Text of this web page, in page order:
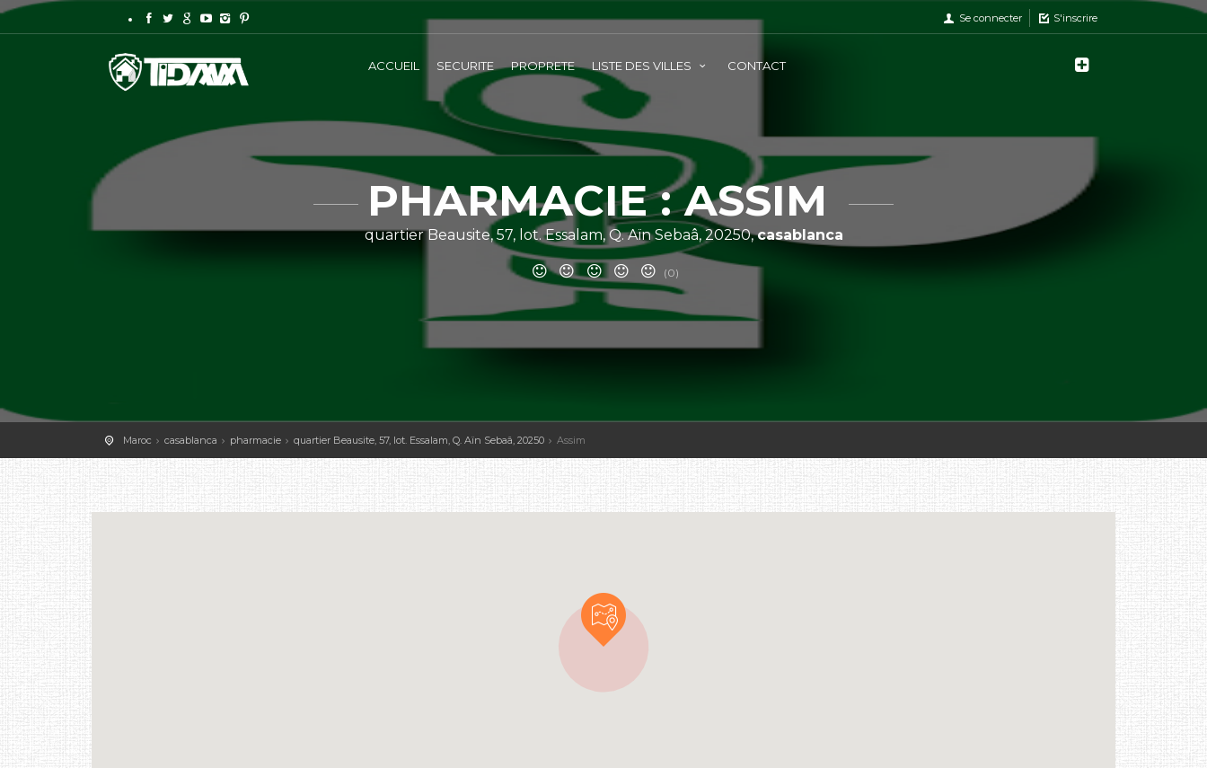
Se connecter S'inscrire
ACCUEIL SECURITE PROPRETE LISTE DES VILLES CONTACT
PHARMACIE : ASSIM
quartier Beausite, 57, lot. Essalam, Q. Aïn Sebaâ, 20250,casablanca
(0)
Maroc casablanca pharmacie quartier Beausite, 57, lot. Essalam, Q. Aïn Sebaâ, 20250 Assim